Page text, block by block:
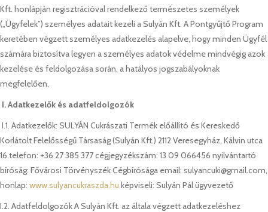
Kft. honlápján regisztrációval rendelkező természetes személyek
(„Ügyfelek”) személyes adatait kezeli a Sulyán Kft. A Pontgyűjtő Program
keretében végzett személyes adatkezelés alapelve, hogy minden Ügyfél
számára biztosítva legyen a személyes adatok védelme mindvégig azok
kezelése és feldolgozása során, a hatályos jogszabályoknak
megfelelően.
I. Adatkezelők és adatfeldolgozók
I.1. Adatkezelők: SULYÁN Cukrászati Termék előállító és Kereskedő
Korlátolt Felelősségű Társaság (Sulyán Kft.) 2112 Veresegyház, Kálvin utca
16.telefon: +36 27 385 377 cégjegyzékszám: 13 09 066456 nyilvántartó
bíróság: Fővárosi Törvényszék Cégbírósága email: sulyancuki@gmail.com,
honlap: www.sulyancukraszda.hu képviseli: Sulyán Pál ügyvezető
I.2. Adatfeldolgozók A Sulyán Kft. az általa végzett adatkezeléshez